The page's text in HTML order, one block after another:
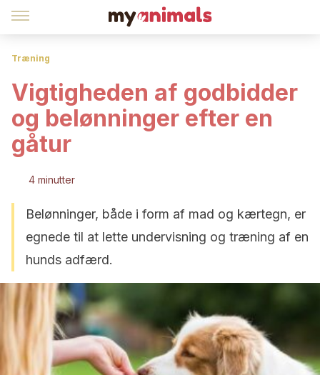
Træning
Vigtigheden af godbidder
og belønninger efter en
gåtur
4 minutter
Belønninger, både i form af mad og kærtegn, er
egnede til at lette undervisning og træning af en
hunds adfærd.